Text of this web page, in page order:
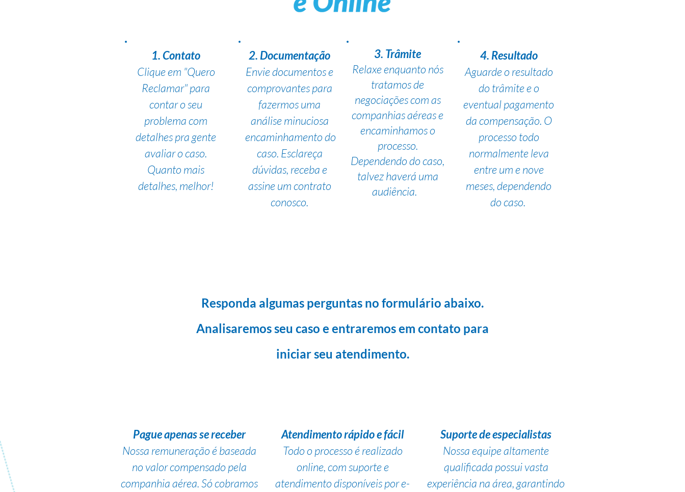
1. Contato
Clique em "Quero
Reclamar" para
contar o seu
problema com
detalhes pra gente
avaliar o caso.
Quanto mais
detalhes, melhor!
2. Documentação
Envie documentos e
comprovantes para
fazermos uma
análise minuciosa
encaminhamento do
caso. Esclareça
dúvidas, receba e
assine um contrato
conosco.
3. Trâmite
Relaxe enquanto nós
tratamos de
negociações com as
companhias aéreas e
encaminhamos o
processo.
Dependendo do caso,
talvez haverá uma
audiência.
4. Resultado
Aguarde o resultado
do trâmite e o
eventual pagamento
da compensação. O
processo todo
normalmente leva
entre um e nove
meses, dependendo
do caso.
Responda algumas perguntas no formulário abaixo.
Analisaremos seu caso e entraremos em contato para
iniciar seu atendimento.
Pague apenas se receber
Nossa remuneração é baseada
no valor compensado pela
companhia aérea. Só cobramos
Atendimento rápido e fácil
Todo o processo é realizado
online, com suporte e
atendimento disponíveis por e-
Suporte de especialistas
Nossa equipe altamente
qualificada possui vasta
experiência na área, garantindo